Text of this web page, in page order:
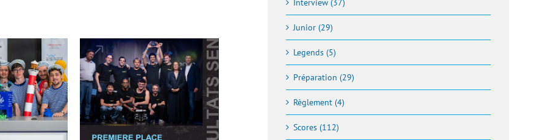
Interview (37)
Junior (29)
Legends (5)
Préparation (29)
Règlement (4)
Scores (112)